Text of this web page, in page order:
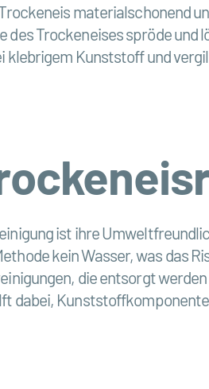
materialschonend
Trockeneises spröde
Kunststoff und
ist ihre
kein Wasser, was das
die entsorgt
dabei,